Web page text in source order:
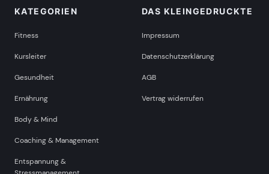
KATEGORIEN
Fitness
Kursleiter
Gesundheit
Ernährung
Body & Mind
Coaching & Management
Entspannung &
DAS KLEINGEDRUCKTE
Impressum
Datenschutzerklärung
AGB
Vertrag widerrufen